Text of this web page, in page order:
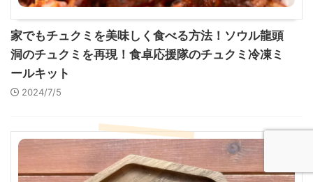
家でもチュクミを美味しく食べる方法！ソウル龍頭
洞のチュクミを再現！食卓応援隊のチュクミ冷凍ミ
ールキット
2024/7/5